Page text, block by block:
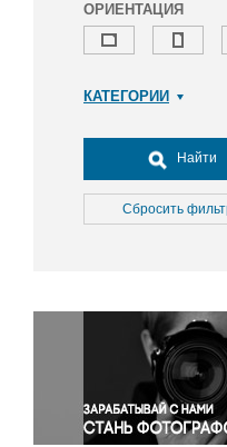
ОРИЕНТАЦИЯ
КАТЕГОРИИ
Досуг, туризм и
Культура
Медицина
Окружающая среда
Политика
Правосудие
Происшествия и
Религия
Найти
Сбросить